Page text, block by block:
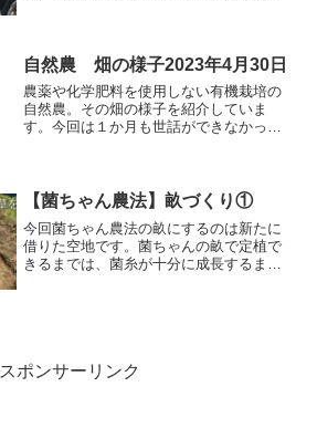
と水菜、白菜です。
自然農 畑の様子2023年4月30日
農薬や化学肥料を使用しない有機栽培の
自然農。その畑の様子を紹介していま
す。今回は１か月も世話ができなかった
日があたるようにしました。反省の多い
一日でした。
【菌ちゃん農法】畝づくり①
今回菌ちゃん農法の畝にするのは新たに
借りた空地です。菌ちゃんの畝で定植で
きるまでは、菌糸が十分に成長するまで
スポンサーリンク